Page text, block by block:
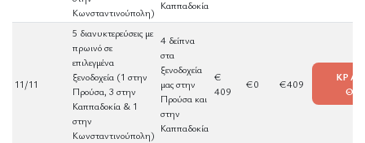
Κωνσταντινούπολη)
Καππαδοκία
11/11
5 διανυκτερεύσεις με
πρωινό σε
επιλεγμένα
ξενοδοχεία (1 στην
Προύσα, 3 στην
Καππαδοκία & 1
στην
Κωνσταντινούπολη)
4 δείπνα
στα
ξενοδοχεία
μας στην
Προύσα και
στην
Καππαδοκία
€
409
€0 €409